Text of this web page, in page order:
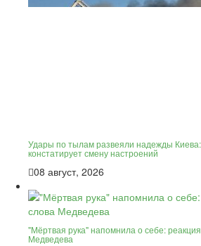
Удары по тылам развеяли надежды
констатирует смену настроений
08 август, 2026
"Мёртвая рука" напомнила о себе:
Медведева